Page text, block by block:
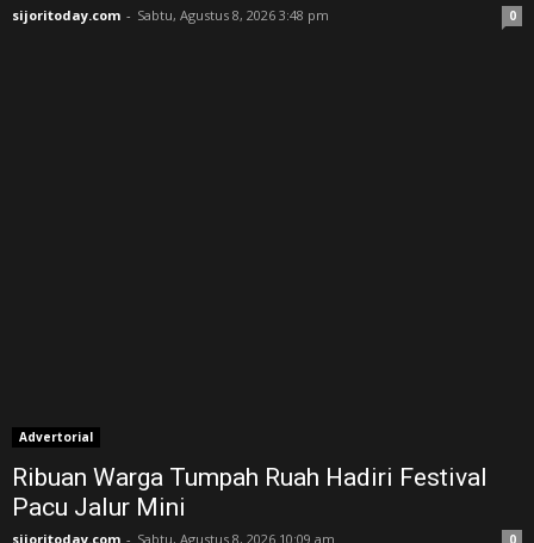
sijoritoday.com - Sabtu, Agustus 8, 2026 3:48 pm 0
Advertorial
Ribuan Warga Tumpah Ruah Hadiri Festival
Pacu Jalur Mini
sijoritoday.com - Sabtu, Agustus 8, 2026 10:09 am 0